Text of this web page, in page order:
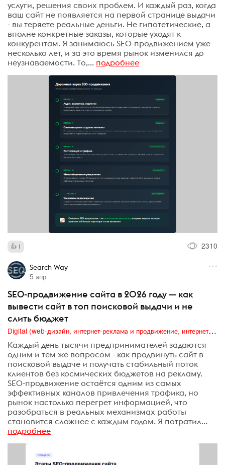
услуги, решения своих проблем. И каждый раз, когда
ваш сайт не появляется на первой странице выдачи
- вы теряете реальные деньги. Не гипотетические, а
вполне конкретные заказы, которые уходят к
конкурентам. Я занимаюсь SEO-продвижением уже
несколько лет, и за это время рынок изменился до
неузнаваемости. То,... подробнее
1 2310
Search Way
5 апр
SEO-продвижение сайта в 2026 году — как
вывести сайт в топ поисковой выдачи и не
слить бюджет
Digital (web-дизайн, интернет-реклама и продвижение, интернет-сообщества и блоги, интернет-коммуникации, мобильный маркетинг, реклама на цифровых экранах)
Каждый день тысячи предпринимателей задаются
одним и тем же вопросом - как продвинуть сайт в
поисковой выдаче и получать стабильный поток
клиентов без космических бюджетов на рекламу.
SEO-продвижение остаётся одним из самых
эффективных каналов привлечения трафика, но
рынок настолько перегрет информацией, что
разобраться в реальных механизмах работы
становится сложнее с каждым годом. Я потратил...
подробнее